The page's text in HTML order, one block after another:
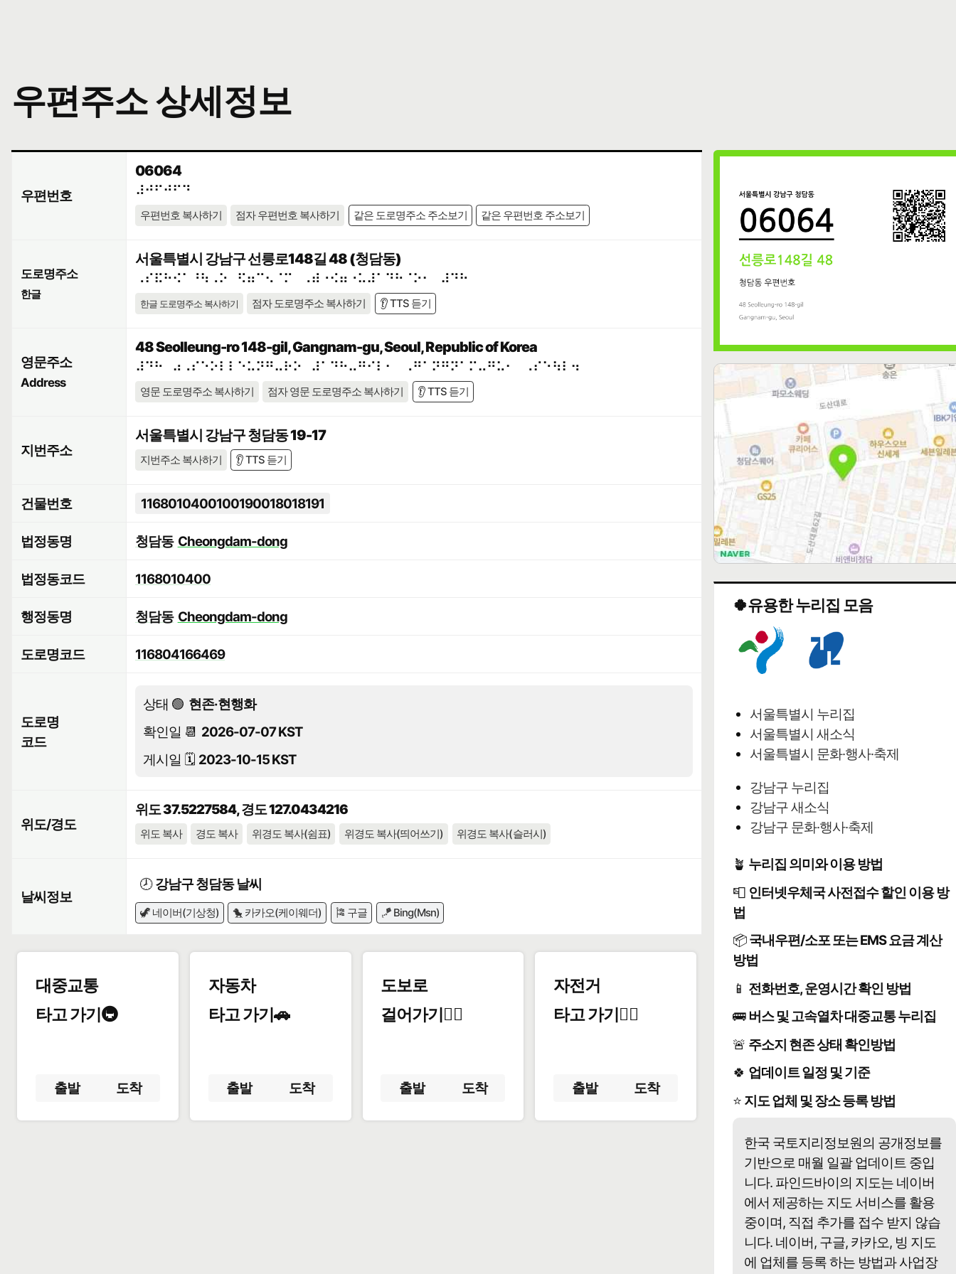
우편주소 상세정보
우편번호
06064
⠼⠚⠋⠚⠋⠙
우편번호 복사하기 점자 우편번호 복사하기 같은 도로명주소 주소보기 같은 우편번호 주소보기
도로명주소
한글
서울특별시 강남구 선릉로148길 48 (청담동)
⠠⠎⠯⠓⠪⠁⠘⠳⠠⠕⠀⠫⠶⠉⠢⠈⠍⠀⠠⠾⠐⠪⠶⠐⠥⠼⠁⠙⠓⠈⠕⠂⠀⠼⠙⠓
한글 도로명주소 복사하기 점자 도로명주소 복사하기 👂 TTS 듣기
영문주소
Address
48 Seolleung-ro 148-gil, Gangnam-gu, Seoul, Republic of Korea
⠼⠙⠓⠀⠴⠠⠎⠑⠕⠇⠇⠑⠥⠝⠛⠤⠗⠕⠀⠼⠁⠙⠓⠤⠛⠊⠇⠂⠀⠠⠛⠁⠝⠛⠝⠁⠍⠤⠛⠥⠂⠀⠠⠎⠑⠳⠇⠲
영문 도로명주소 복사하기 점자 영문 도로명주소 복사하기 👂 TTS 듣기
지번주소
서울특별시 강남구 청담동 19-17
지번주소 복사하기 👂 TTS 듣기
건물번호 1168010400100190018018191
법정동명 청담동 Cheongdam-dong
법정동코드 1168010400
행정동명 청담동 Cheongdam-dong
도로명코드 116804166469
도로명
코드
상태 🟢 현존·현행화
확인일 📆 2026-07-07 KST
게시일 🗓️ 2023-10-15 KST
위도/경도
위도 37.5227584, 경도 127.0434216
위도 복사 경도 복사 위경도 복사(쉼표) 위경도 복사(띄어쓰기) 위경도 복사(슬러시)
날씨정보
🕗강남구 청담동 날씨
🦖 네이버(기상청) 🐤 카카오(케이웨더) 🎏 구글 🪁 Bing(Msn)
대중교통
타고 가기🚇
출발 도착
자동차
타고 가기🚗
출발 도착
도보로
걸어가기🚶‍♂️
출발 도착
자전거
타고 가기🚴‍♀️
출발 도착
🍀유용한 누리집 모음
서울특별시 누리집
서울특별시 새소식
서울특별시 문화·행사·축제
강남구 누리집
강남구 새소식
강남구 문화·행사·축제
🪴 누리집 의미와 이용 방법
📮 인터넷우체국 사전접수 할인 이용 방
법
📦국내우편/소포 또는 EMS 요금 계산
방법
📱 전화번호, 운영시간 확인 방법
🚌버스 및 고속열차 대중교통 누리집
🚨 주소지 현존 상태 확인방법
🍀 업데이트 일정 및 기준
⭐ 지도 업체 및 장소 등록 방법
한국 국토지리정보원의 공개정보를
기반으로 매월 일괄 업데이트 중입
니다. 파인드바이의 지도는 네이버
에서 제공하는 지도 서비스를 활용
중이며, 직접 추가를 접수 받지 않습
니다. 네이버, 구글, 카카오, 빙 지도
에 업체를 등록 하는 방법과 사업장